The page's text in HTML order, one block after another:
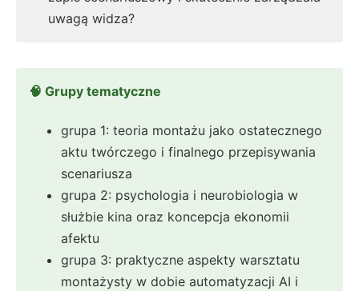
uwagą widza?
🧠 Grupy tematyczne
grupa 1: teoria montażu jako ostatecznego
aktu twórczego i finalnego przepisywania
scenariusza
grupa 2: psychologia i neurobiologia w
służbie kina oraz koncepcja ekonomii
afektu
grupa 3: praktyczne aspekty warsztatu
montażysty w dobie automatyzacji AI i